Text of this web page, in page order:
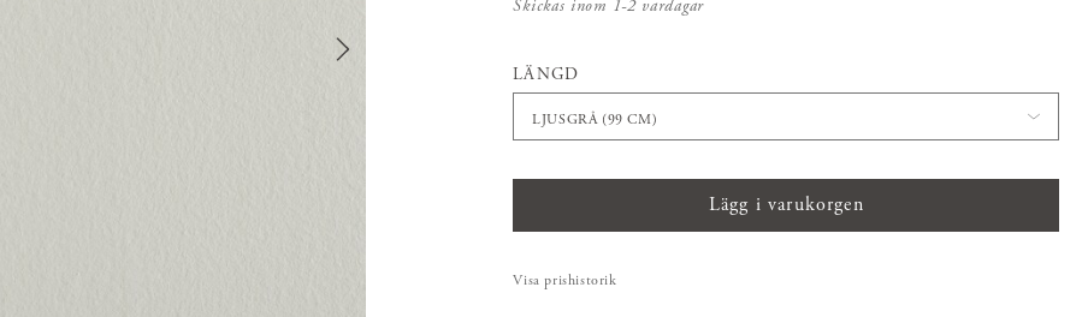
Skickas inom 1-2 vardagar
LÄNGD
LJUSGRÅ (99 CM)
Lägg i varukorgen
Visa prishistorik